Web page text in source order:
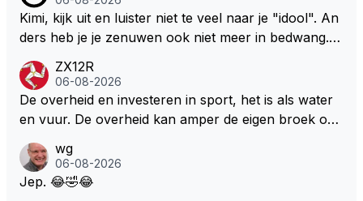
men maar niet wetende was dat de F1 motor schone
r is dan een normale auto. Dus denk echt niet dat de
ters zullen steunen laat staan om een euro in het cir
cuit Zandvoort te steken
Kimi, kijk uit en luister niet te veel naar je "idool". An
ders heb je je zenuwen ook niet meer in bedwang. Zi
Marquez/Jos ? Veel gezelliger
ZX12R
06-08-2026
De overheid en investeren in sport, het is als water
en vuur. De overheid kan amper de eigen broek oph
s. Je kunt de Staat het best vergelijken met de sherif
f van Nottinghem (Robin Hood) welk achter de bom
wg
06-08-2026
Jep. 😂🤣😂